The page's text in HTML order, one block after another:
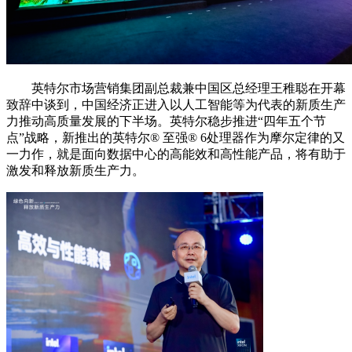
英特尔市场营销集团副总裁兼中国区总经理王稚聪在开幕
致辞中谈到，中国经济正进入以人工智能等为代表的新质生产
力推动高质量发展的下半场。英特尔稳步推进“四年五个节
点”战略，新推出的英特尔®️ 至强®️ 6处理器作为摩尔定律的又
一力作，就是面向数据中心的高能效和高性能产品，将有助于
激发和释放新质生产力。